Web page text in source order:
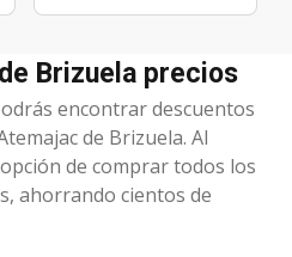
Brizuela precios
encontrar descuentos
de Brizuela. Al
de comprar todos los
ahorrando cientos de